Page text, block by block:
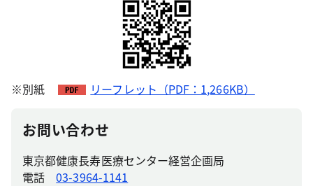
※別紙 リーフレット（PDF：1,266KB）
お問い合わせ
東京都健康長寿医療センター経営企画局
電話03-3964-1141